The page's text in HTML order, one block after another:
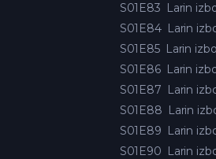
S01E83 Larin
S01E84 Larin
S01E85 Larin
S01E86 Larin
S01E87 Larin
S01E88 Larin
S01E89 Larin
S01E90 Larin